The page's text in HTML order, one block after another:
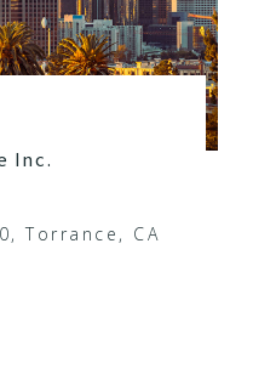
Inc.
Torrance, CA